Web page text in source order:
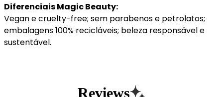
Diferenciais Magic Beauty:
Vegan e cruelty-free; sem parabenos e petrolatos;
embalagens 100% recicláveis; beleza responsável e
sustentável.
Reviews